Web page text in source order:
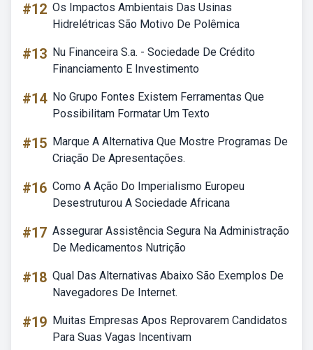
#12 Os Impactos Ambientais Das Usinas
Hidrelétricas São Motivo De Polêmica
#13 Nu Financeira S.a. - Sociedade De Crédito
Financiamento E Investimento
#14 No Grupo Fontes Existem Ferramentas Que
Possibilitam Formatar Um Texto
#15 Marque A Alternativa Que Mostre Programas De
Criação De Apresentações.
#16 Como A Ação Do Imperialismo Europeu
Desestruturou A Sociedade Africana
#17 Assegurar Assistência Segura Na Administração
De Medicamentos Nutrição
#18 Qual Das Alternativas Abaixo São Exemplos De
Navegadores De Internet.
#19 Muitas Empresas Apos Reprovarem Candidatos
Para Suas Vagas Incentivam